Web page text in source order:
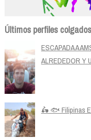
Últimos perfiles colgados
ESCAPADA A
ALREDEDOR Y
🛵 🐟 Filipinas